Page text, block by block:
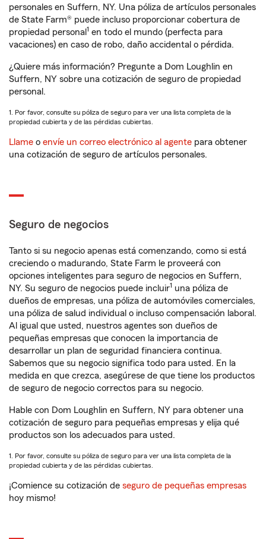
personales en Suffern, NY. Una póliza de artículos personales
de State Farm® puede incluso proporcionar cobertura de
propiedad personal 1 en todo el mundo (perfecta para
vacaciones) en caso de robo, daño accidental o pérdida.
¿Quiere más información? Pregunte a Dom Loughlin en
Suffern, NY sobre una cotización de seguro de propiedad
personal.
1. Por favor, consulte su póliza de seguro para ver una lista completa de la
propiedad cubierta y de las pérdidas cubiertas.
Llame o envíe un correo electrónico al agente para obtener
una cotización de seguro de artículos personales.
Seguro de negocios
Tanto si su negocio apenas está comenzando, como si está
creciendo o madurando, State Farm le proveerá con
opciones inteligentes para seguro de negocios en Suffern,
NY. Su seguro de negocios puede incluir1 una póliza de
dueños de empresas, una póliza de automóviles comerciales,
una póliza de salud individual o incluso compensación laboral.
Al igual que usted, nuestros agentes son dueños de
pequeñas empresas que conocen la importancia de
desarrollar un plan de seguridad financiera continua.
Sabemos que su negocio significa todo para usted. En la
medida en que crezca, asegúrese de que tiene los productos
de seguro de negocio correctos para su negocio.
Hable con Dom Loughlin en Suffern, NY para obtener una
cotización de seguro para pequeñas empresas y elija qué
productos son los adecuados para usted.
1. Por favor, consulte su póliza de seguro para ver una lista completa de la
propiedad cubierta y de las pérdidas cubiertas.
¡Comience su cotización de seguro de pequeñas empresas
hoy mismo!